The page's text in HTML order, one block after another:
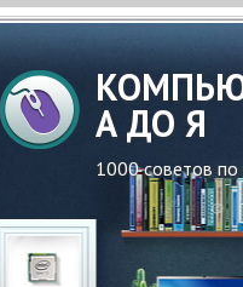
А ДО Я
1000 советов